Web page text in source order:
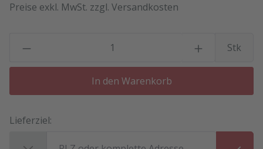
Preise exkl. MwSt. zzgl. Versandkosten
Stk
In den Warenkorb
Lieferziel: